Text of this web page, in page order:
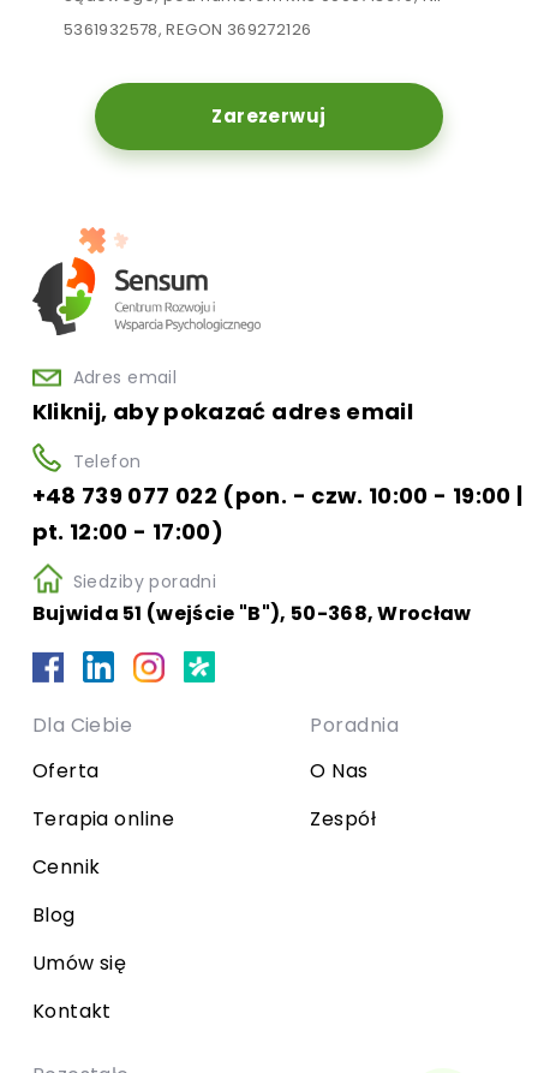
5361932578, REGON 369272126
Zarezerwuj
Adres email
Kliknij, aby pokazać adres email
Telefon
+48 739 077 022 (pon. - czw. 10:00 - 19:00 |
pt. 12:00 - 17:00)
Siedziby poradni
Bujwida 51 (wejście "B"), 50-368, Wrocław
Dla Ciebie
Oferta
Terapia online
Cennik
Blog
Umów się
Kontakt
Poradnia
O Nas
Zespół